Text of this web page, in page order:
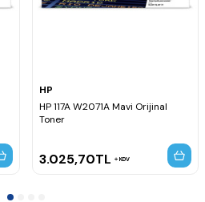
HP
HP 117A W2071A Mavi Orijinal
Toner
3.025,70TL KDV